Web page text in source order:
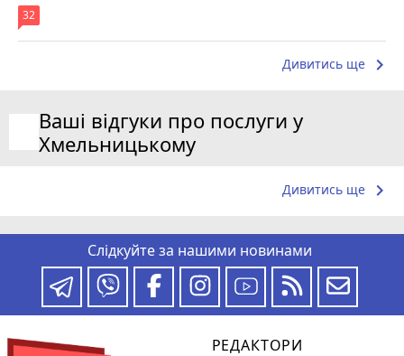
32
Дивитись ще keyboard_arrow_right
Ваші відгуки про послуги у
Хмельницькому
Дивитись ще keyboard_arrow_right
Слідкуйте за нашими новинами
РЕДАКТОРИ